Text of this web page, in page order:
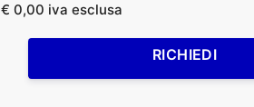
€ 0,00 iva esclusa
RICHIEDI